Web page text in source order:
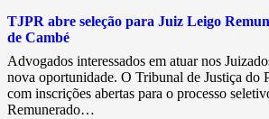
TJPR abre seleção para Juiz Leigo
de Cambé
Advogados interessados em atuar nos
nova oportunidade. O Tribunal de Justiça do
com inscrições abertas para o processo
Remunerado…